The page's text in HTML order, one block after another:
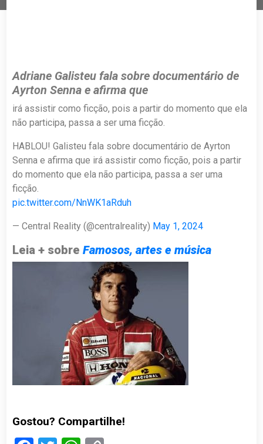
Adriane Galisteu fala sobre documentário de
Ayrton Senna e afirma que
irá assistir como ficção, pois a partir do momento que ela
não participa, passa a ser uma ficção.
HABLOU! Galisteu fala sobre documentário de Ayrton
Senna e afirma que irá assistir como ficção, pois a partir
do momento que ela não participa, passa a ser uma
ficção.
pic.twitter.com/NnWK1aRduh
— Central Reality (@centralreality) May 1, 2024
Leia + sobreFamosos, artes e música
Gostou? Compartilhe!